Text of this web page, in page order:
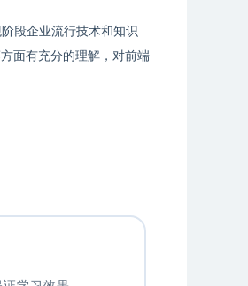
段企业流行技术和知识
面有充分的理解，对前端